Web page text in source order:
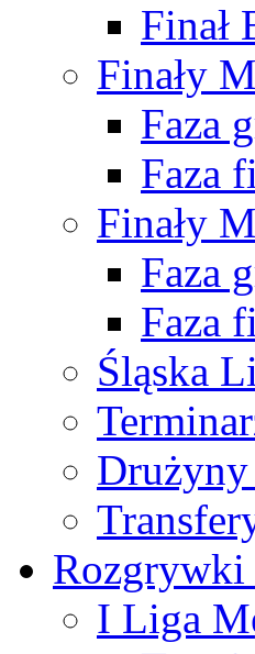
Finał
Finały
Faza
Faza
Finały
Faza
Faza
Śląska
Drużyny
Rozgrywki
I Liga